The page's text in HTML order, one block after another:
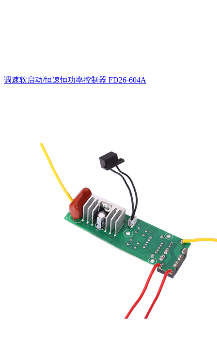
调速软启动/恒速恒功率控制器 FD26-604A